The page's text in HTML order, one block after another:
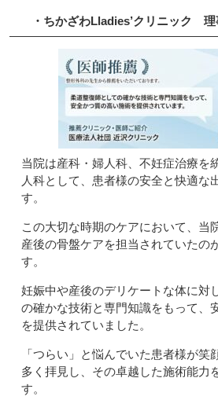
・ちかざわLladies’クリニック 理
当院は産科・婦人科、不妊症治療を
人科として、患者様の安全と快適な
す。
この大切な時期のケアにおいて、当
産後の骨盤ケアを担当されていたの
す。
妊娠中や産後のデリケートな体に対
の確かな技術と専門知識をもって、
を提供されていました。
「つらい」と悩んでいた患者様が笑
多く拝見し、その卓越した施術能力
す。